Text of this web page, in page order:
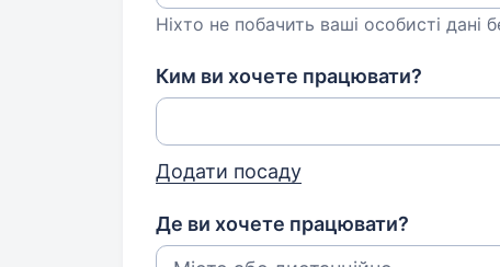
Ніхто не побачить ваші особисті дані
Ким ви хочете працювати?
Додати посаду
Де ви хочете працювати?